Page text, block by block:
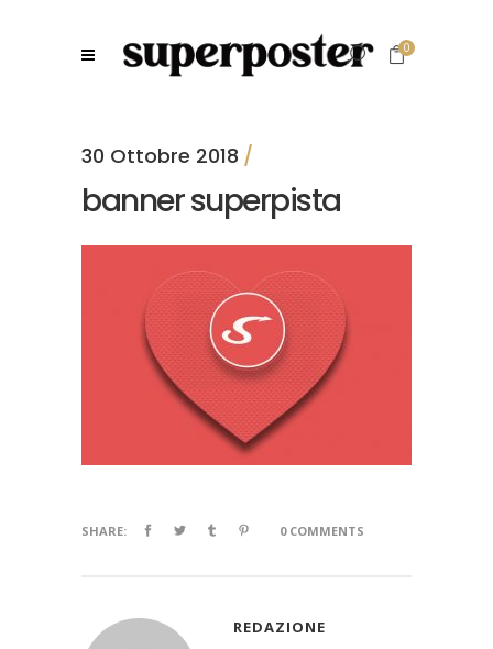
0
30 Ottobre 2018
banner superpista
SHARE: 0 COMMENTS
REDAZIONE